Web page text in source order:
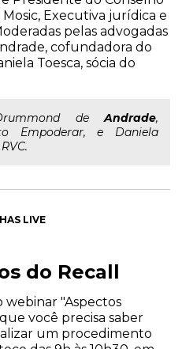
Executiva jurídica e
pelas advogadas
cofundadora do
Toesca, sócia do
Drummond deAndrade,
Empoderar, e Daniela
LIVE
do Recall
webinar "Aspectos
você precisa saber
um procedimento